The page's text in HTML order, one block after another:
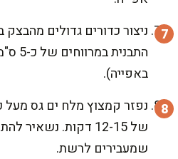
ניצור כדורים גדולים מהבצק
באפייה).
נפזר קמצוץ מלח ים גס מעל
של 12-15 דקות.
שמעבירים לרשת.